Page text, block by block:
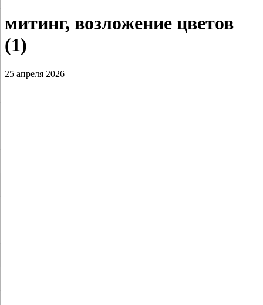
митинг, возложение цветов
(1)
25 апреля 2026